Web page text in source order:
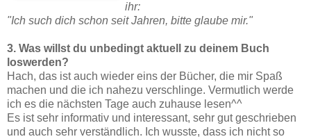
ihr:
"Ich such dich schon seit Jahren, bitte glaube mir."
3. Was willst du unbedingt aktuell zu deinem Buch
loswerden?
Hach, das ist auch wieder eins der Bücher, die mir Spaß
machen und die ich nahezu verschlinge. Vermutlich werde
ich es die nächsten Tage auch zuhause lesen^^
Es ist sehr informativ und interessant, sehr gut geschrieben
und auch sehr verständlich. Ich wusste, dass ich nicht so